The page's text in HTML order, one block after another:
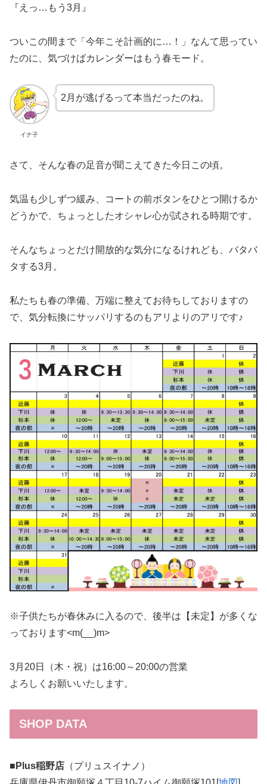
『えっ…もう3月』
ついこの間まで「今年こそ計画的に…！」なんて思ってい
たのに、気づけばカレンダーはもう春モード。
イナ子
2月が逃げるって本当だったのね。
さて、そんな春の足音が聞こえてきた今日この頃。
気温も少しずつ緩み、コートの前ボタンをひとつ開けるか
どうかで、ちょっとしたオシャレ心が試される時期です。
そんなちょっとだけ開放的な気分になるけれども、バタバ
タする3月。
私たちも春の準備、万端に整えてお待ちしておりますの
で、気分転換にサッパリするのもアリよりのアリです♪
※子供たちが春休みに入るので、後半は【未定】が多くな
っております<m(__)m>
3月20日（木・祝）は16:00～20:00の営業
よろしくお願いいたします。
SHOP DATA
■Plus稲野店 （プリュスイナノ）